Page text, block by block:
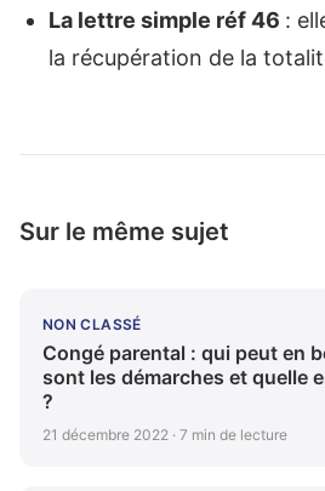
La lettre simple réf 46 :
la récupération de la
Sur le même sujet
NON CLASSÉ
Congé parental : qui peut en
sont les démarches et quelle
?
21 décembre 2022 · 7 min de lecture